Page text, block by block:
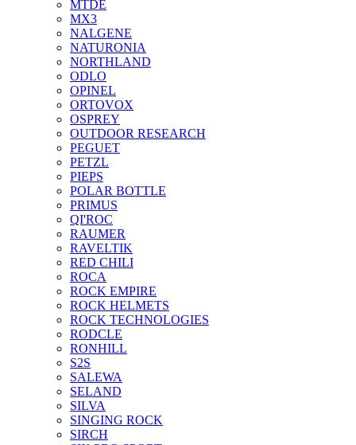
MTDE
MX3
NALGENE
NATURONIA
NORTHLAND
ODLO
OPINEL
ORTOVOX
OSPREY
OUTDOOR RESEARCH
PEGUET
PETZL
PIEPS
POLAR BOTTLE
PRIMUS
QI'ROC
RAUMER
RAVELTIK
RED CHILI
ROCA
ROCK EMPIRE
ROCK HELMETS
ROCK TECHNOLOGIES
RODCLE
RONHILL
S2S
SALEWA
SELAND
SILVA
SINGING ROCK
SIRCH